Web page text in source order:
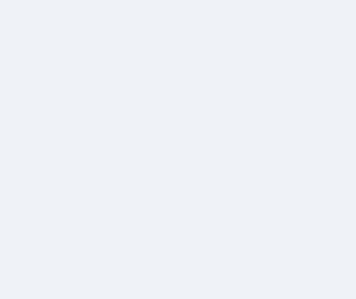
クリスマスの魔法で、心と
【最新】手袋の選び方 完全ガ
補聴器の選び方 完全ガイド｜
失敗しない「爪切り」完全ガ
失敗しない「カニ」完全ガイ